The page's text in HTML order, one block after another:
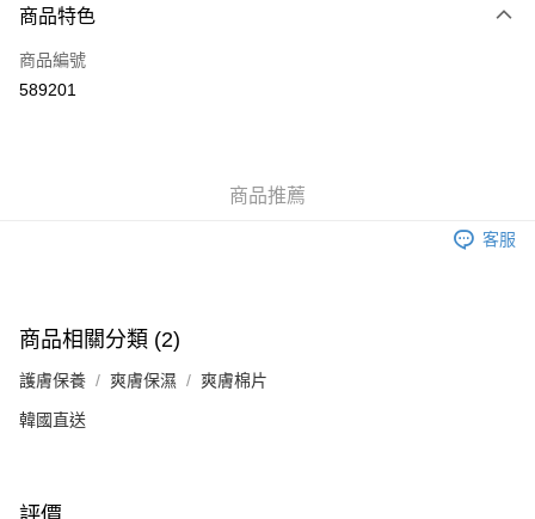
信用卡
Apple Pay
相關說明
銀行匯款 請將存款存到以下銀行帳戶，並於存款單據寫上訂單編號後電郵至
eshop@colourmix-cosmetics.com** **我們不會處理沒有提供存款單據的訂
送貨方式
付款後順豐自助櫃取貨
付款後順豐站及營業點取貨
商品特色
商品編號
589201
商品推薦
客服
商品相關分類 (2)
護膚保養 爽膚保濕 爽膚棉片
韓國直送